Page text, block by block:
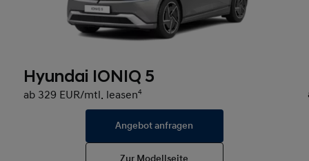
Hyundai IONIQ 5
ab 329 EUR/mtl. leasen4
Angebot anfragen
Zur Modellseite